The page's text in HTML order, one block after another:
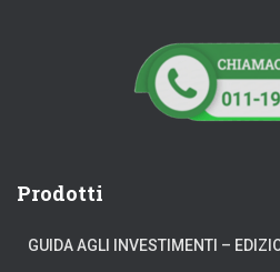
Prodotti
GUIDA AGLI INVESTIMENTI –